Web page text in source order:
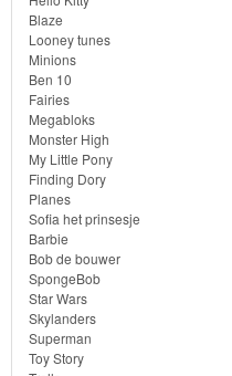
Dora
-
Diego
Hello
Kitty
Blaze
Looney
tunes
Blaze
Looney tunes
Minions
Ben 10
Fairies
Megabloks
Monster High
My Little Pony
Finding Dory
Planes
Sofia het prinsesje
Barbie
Bob de bouwer
SpongeBob
Star Wars
Skylanders
Superman
Toy Story